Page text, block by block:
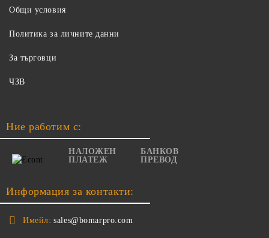
Общи условия
Политика за личните данни
За търговци
ЧЗВ
Ние работим с:
НАЛОЖЕН
ПЛАТЕЖ
БАНКОВ
ПРЕВОД
Информация за контакти:
Имейл: sales@bomarpro.com